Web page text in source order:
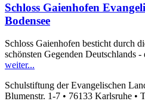
Schloss Gaienhofen
Bodensee
Schloss Gaienhofen besticht durch
schönsten Gegenden Deutschlands
weiter...
Schulstiftung der Evangelischen
Blumenstr. 1-7 • 76133 Karlsruhe •